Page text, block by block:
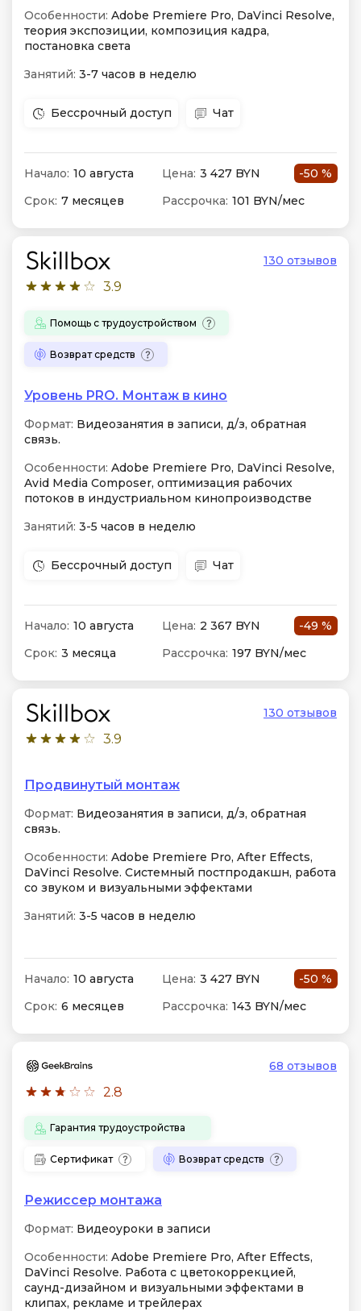
Особенности: Adobe Premiere Pro, DaVinci Resolve,
теория экспозиции, композиция кадра,
постановка света
Занятий: 3-7 часов в неделю
Бессрочный доступ Чат
Начало: 10 августа Цена: 3 427 BYN
-50 %
Срок: 7 месяцев Рассрочка: 101 BYN/мес
3.9
130 отзывов
Помощь с трудоустройством
Возврат средств
Уровень PRO. Монтаж в кино
Формат: Видеозанятия в записи, д/з, обратная
связь.
Особенности: Adobe Premiere Pro, DaVinci Resolve,
Avid Media Composer, оптимизация рабочих
потоков в индустриальном кинопроизводстве
Занятий: 3-5 часов в неделю
Бессрочный доступ Чат
Начало: 10 августа Цена: 2 367 BYN
-49 %
Срок: 3 месяца Рассрочка: 197 BYN/мес
3.9
130 отзывов
Продвинутый монтаж
Формат: Видеозанятия в записи, д/з, обратная
связь.
Особенности: Adobe Premiere Pro, After Effects,
DaVinci Resolve. Системный постпродакшн, работа
со звуком и визуальными эффектами
Занятий: 3-5 часов в неделю
Начало: 10 августа Цена: 3 427 BYN
-50 %
Срок: 6 месяцев Рассрочка: 143 BYN/мес
2.8
68 отзывов
Гарантия трудоустройства
Сертификат Возврат средств
Режиссер монтажа
Формат: Видеоуроки в записи
Особенности: Adobe Premiere Pro, After Effects,
DaVinci Resolve. Работа с цветокоррекцией,
саунд-дизайном и визуальными эффектами в
клипах, рекламе и трейлерах